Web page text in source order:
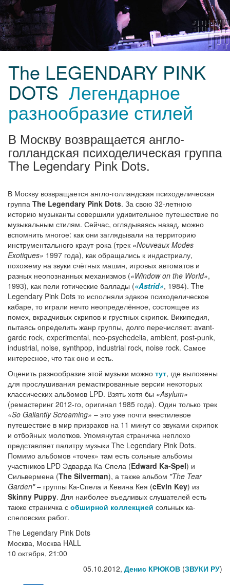
The LEGENDARY PINK
DOTS Легендарное
разнообразие стилей
В Москву возвращается англо-
голландская психоделическая группа
The Legendary Pink Dots.
В Москву возвращается англо-голландская психоделическая
группа The Legendary Pink Dots. За свою 32-летнюю
историю музыканты совершили удивительное путешествие по
музыкальным стилям. Сейчас, оглядываясь назад, можно
вспомнить многое: как они заглядывали на территорию
инструментального краут-рока (трек «Nouveaux Modes
Exotiques» 1997 года), как обращались к индастриалу,
похожему на звуки счётных машин, игровых автоматов и
разных неопознанных механизмов («Window on the World»,
1993), как пели готические баллады («Astrid», 1984). The
Legendary Pink Dots то исполняли эдакое психоделическое
кабаре, то играли нечто неопределённое, состоящее из
помех, вкрадчивых скрипов и грустных скрипок. Википедия,
пытаясь определить жанр группы, долго перечисляет: avant-
garde rock, experimental, neo-psychedelia, ambient, post-punk,
industrial, noise, synthpop, industrial rock, noise rock. Самое
интересное, что так оно и есть.
Оценить разнообразие этой музыки можно тут, где выложены
для прослушивания ремастированные версии некоторых
классических альбомов LPD. Взять хотя бы «Asylum»
(ремастеринг 2012-го, оригинал 1985 года). Один только трек
«So Gallantly Screaming» – это уже почти внестилевое
путешествие в мир призраков на 11 минут со звуками скрипок
и отбойных молотков. Упомянутая страничка неплохо
представляет палитру музыки The Legendary Pink Dots.
Помимо альбомов «точек» там есть сольные альбомы
участников LPD Эдварда Ка-Спела (Edward Ka-Spel) и
Сильвермена (The Silverman), а также альбом "The Tear
Garden"– группы Ка-Спела и Кевина Кея (cEvin Key) из
Skinny Puppy. Для наиболее въедливых слушателей есть
также страничка с обширной коллекцией сольных ка-
спеловских работ.
The Legendary Pink Dots
Москва, Москва HALL
10 октября, 21:00
05.10.2012, Денис КРЮКОВ (ЗВУКИ РУ)